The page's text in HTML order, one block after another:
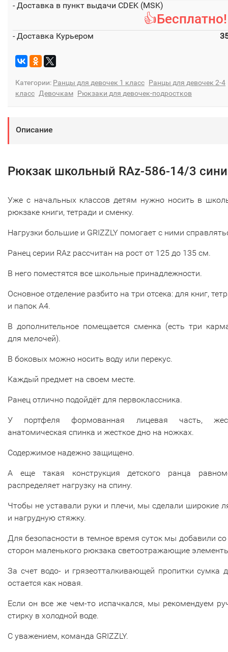
- Доставка в пункт выдачи CDEK (MSK)
- Доставка Курьером
Категории: Ранцы для девочек 1 класс Ранцы для девочек 2-4
класс Девочкам Рюкзаки для девочек-подростков
Описание
Рюкзак школьный RAz-586-14/3
Уже с начальных классов детям нужно носить в
рюкзаке книги, тетради и сменку.
Нагрузки большие и GRIZZLY помогает с ними
Ранец серии RAz рассчитан на рост от 125 до 135 см.
В него поместятся все школьные принадлежности.
Основное отделение разбито на три отсека: для книг,
и папок А4.
В дополнительное помещается сменка (есть три
для мелочей).
В боковых можно носить воду или перекус.
Каждый предмет на своем месте.
Ранец отлично подойдёт для первоклассника.
У портфеля формованная лицевая часть,
анатомическая спинка и жесткое дно на ножках.
Содержимое надежно защищено.
А еще такая конструкция детского ранца
распределяет нагрузку на спину.
Чтобы не уставали руки и плечи, мы сделали широкие
и нагрудную стяжку.
Для безопасности в темное время суток мы добавили со
сторон маленького рюкзака светоотражающие
За счет водо- и грязеотталкивающей пропитки сумка
остается как новая.
Если он все же чем-то испачкался, мы рекомендуем
стирку в холодной воде.
С уважением, команда GRIZZLY.